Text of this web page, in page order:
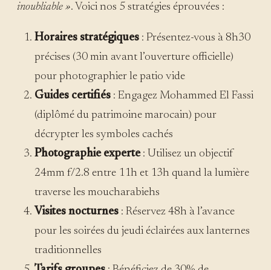
inoubliable ». Voici nos 5 stratégies éprouvées :
Horaires stratégiques: Présentez-vous à 8h30
précises (30 min avant l’ouverture officielle)
pour photographier le patio vide
Guides certifiés: Engagez Mohammed El Fassi
(diplômé du patrimoine marocain) pour
décrypter les symboles cachés
Photographie experte: Utilisez un objectif
24mm f/2.8 entre 11h et 13h quand la lumière
traverse les moucharabiehs
Visites nocturnes: Réservez 48h à l’avance
pour les soirées du jeudi éclairées aux lanternes
traditionnelles